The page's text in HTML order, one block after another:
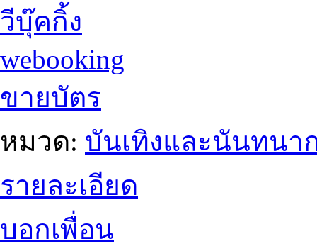
วีบุ๊คกิ้ง
webooking
ขายบัตร
หมวด: บันเทิงและนันทนา
รายละเอียด
บอกเพื่อน